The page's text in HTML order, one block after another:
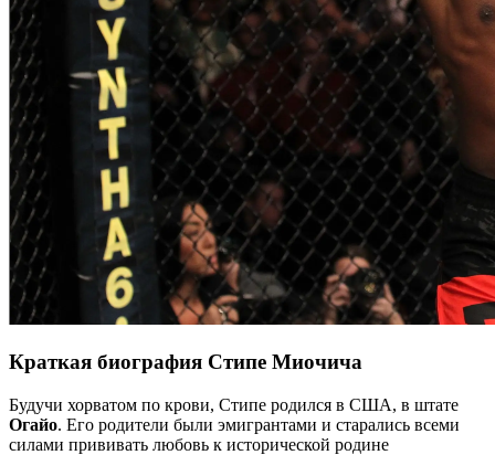
Краткая биография Стипе Миочича
Будучи хорватом по крови, Стипе родился в США, в штате
Огайо. Его родители были эмигрантами и старались всеми
силами прививать любовь к исторической родине